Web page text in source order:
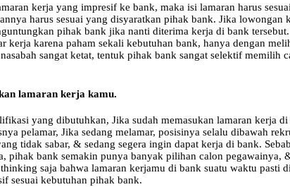
kerja yang impresif ke bank, maka isi lamaran harus
harus sesuai yang disyaratkan pihak bank. Jika
pihak bank jika nanti diterima kerja di bank
kerja karena paham sekali kebutuhan bank, hanya dengan
sangat ketat, tentuk pihak bank sangat selektif memilih
lamaran kerja kamu.
yang dibutuhkan, Jika sudah memasukan lamaran kerja
pelamar, Jika sedang melamar, posisinya selalu dibawah
tidak sabar, & sedang segera ingin dapat kerja di bank.
pihak bank semakin punya banyak pilihan calon pegawainya,
saja bahwa lamaran kerjamu di bank suatu waktu pasti
sesuai kebutuhan pihak bank.